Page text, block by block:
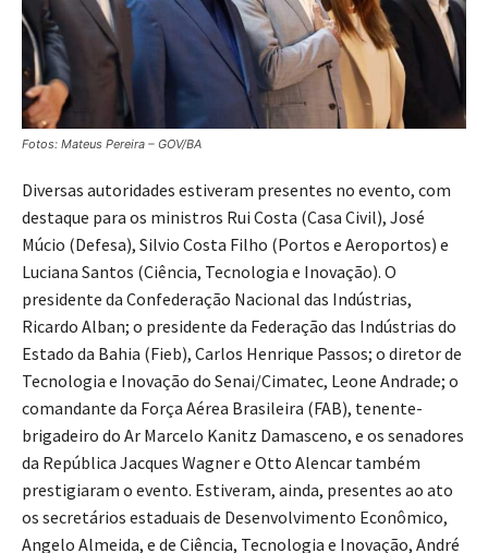
Fotos: Mateus Pereira – GOV/BA
Diversas autoridades estiveram presentes no evento, com
destaque para os ministros Rui Costa (Casa Civil), José
Múcio (Defesa), Silvio Costa Filho (Portos e Aeroportos) e
Luciana Santos (Ciência, Tecnologia e Inovação). O
presidente da Confederação Nacional das Indústrias,
Ricardo Alban; o presidente da Federação das Indústrias do
Estado da Bahia (Fieb), Carlos Henrique Passos; o diretor de
Tecnologia e Inovação do Senai/Cimatec, Leone Andrade; o
comandante da Força Aérea Brasileira (FAB), tenente-
brigadeiro do Ar Marcelo Kanitz Damasceno, e os senadores
da República Jacques Wagner e Otto Alencar também
prestigiaram o evento. Estiveram, ainda, presentes ao ato
os secretários estaduais de Desenvolvimento Econômico,
Angelo Almeida, e de Ciência, Tecnologia e Inovação, André